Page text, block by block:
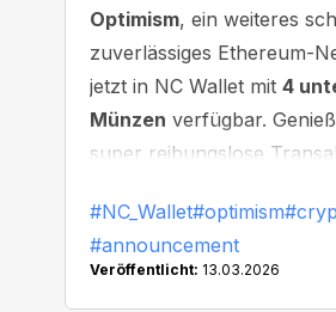
Optimism, ein weiteres
zuverlässiges Ethereum-
jetzt in NC Wallet mit 4
Münzen verfügbar.
super reibungslose
#NC_Wallet#optimism
#announcement
Veröffentlicht: 13.03.2026